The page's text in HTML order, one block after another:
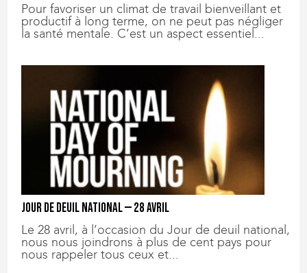
Pour favoriser un climat de travail bienveillant et
productif à long terme, on ne peut pas négliger
la santé mentale. C’est un aspect essentiel...
Jour de deuil national — 28 avril
Le 28 avril, à l’occasion du Jour de deuil national,
nous nous joindrons à plus de cent pays pour
nous rappeler tous ceux et...